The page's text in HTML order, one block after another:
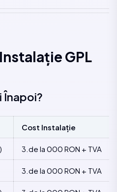
GPL
Înapoi?
Cost Instalație
3.de la 000 RON + TVA
3.de la 000 RON + TVA